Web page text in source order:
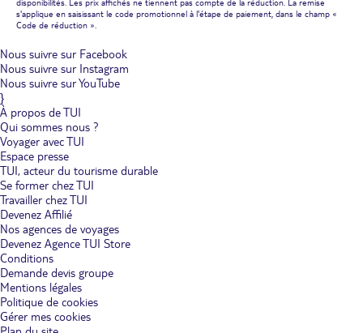
s'applique en saisissant le code promotionnel à l'étape de paiement, dans le champ «
Code de réduction ».
Nous suivre sur Facebook
Nous suivre sur Instagram
Nous suivre sur YouTube
}
À propos de TUI
Qui sommes nous ?
Voyager avec TUI
Espace presse
TUI, acteur du tourisme durable
Se former chez TUI
Travailler chez TUI
Devenez Affilié
Nos agences de voyages
Devenez Agence TUI Store
Conditions
Demande devis groupe
Mentions légales
Politique de cookies
Gérer mes cookies